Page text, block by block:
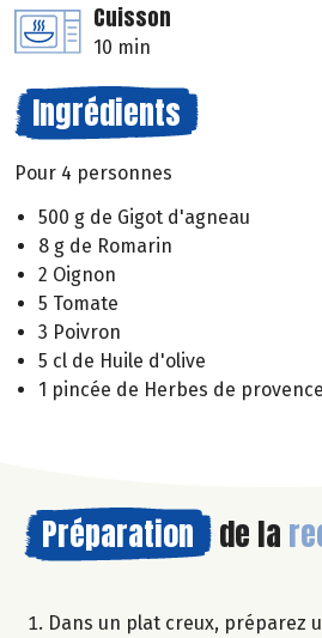
Cuisson
10 min
Ingrédients
Pour 4 personnes
500 g de Gigot d'agneau
8 g de Romarin
2 Oignon
5 Tomate
3 Poivron
5 cl de Huile d'olive
1 pincée de Herbes de provence
Préparation de la
Dans un plat creux, préparez